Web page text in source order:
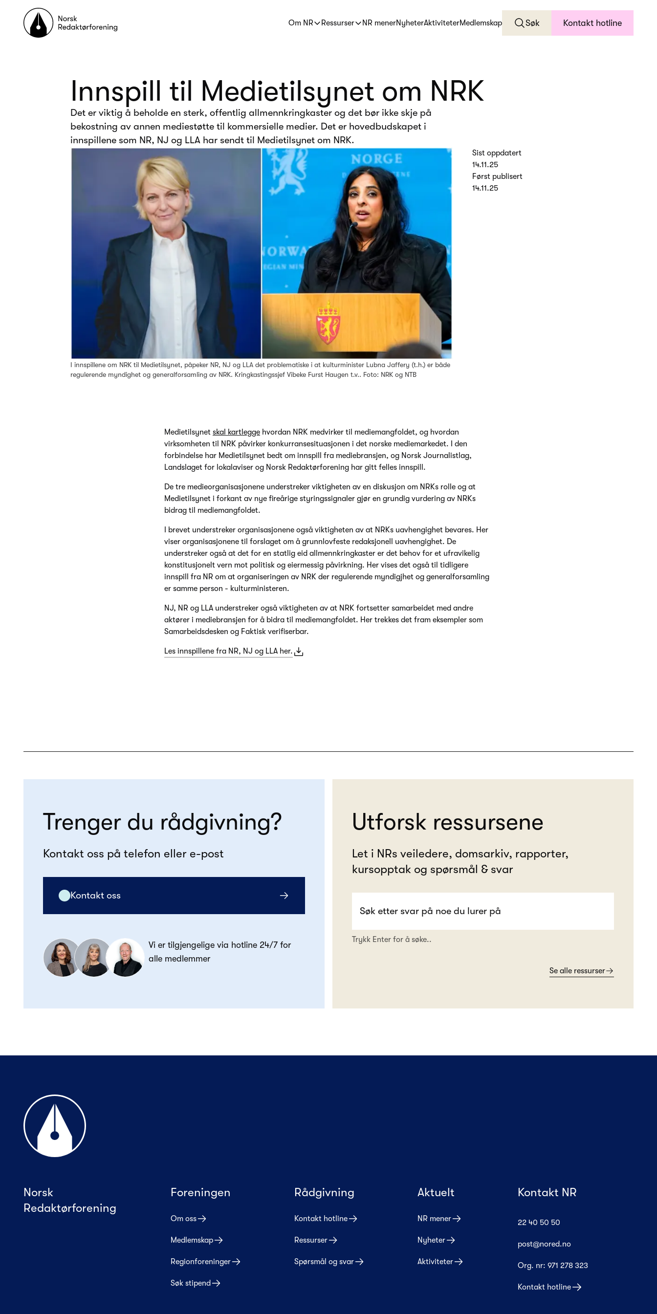
Til forsiden
Om NR
Ressurser NR menerNyheterAktiviteterMedlemskap Søk Kontakt hotline
Innspill til Medietilsynet om NRK
Det er viktig å beholde en sterk, offentlig allmennkringkaster og det bør ikke skje på
bekostning av annen mediestøtte til kommersielle medier. Det er hovedbudskapet i
innspillene som NR, NJ og LLA har sendt til Medietilsynet om NRK.
I innspillene om NRK til Medietilsynet, påpeker NR, NJ og LLA det problematiske i at kulturminister Lubna Jaffery (t.h.) er både
regulerende myndighet og generalforsamling av NRK. Kringkastingssjef Vibeke Furst Haugen t.v.. Foto: NRK og NTB
Sist oppdatert
14.11.25
Først publisert
14.11.25
Medietilsynet skal kartlegge hvordan NRK medvirker til mediemangfoldet, og hvordan
virksomheten til NRK påvirker konkurransesituasjonen i det norske mediemarkedet. I den
forbindelse har Medietilsynet bedt om innspill fra mediebransjen, og Norsk Journalistlag,
Landslaget for lokalaviser og Norsk Redaktørforening har gitt felles innspill.
De tre medieorganisasjonene understreker viktigheten av en diskusjon om NRKs rolle og at
Medietilsynet i forkant av nye fireårige styringssignaler gjør en grundig vurdering av NRKs
bidrag til mediemangfoldet.
I brevet understreker organisasjonene også viktigheten av at NRKs uavhengighet bevares. Her
viser organisasjonene til forslaget om å grunnlovfeste redaksjonell uavhengighet. De
understreker også at det for en statlig eid allmennkringkaster er det behov for et ufravikelig
konstitusjonelt vern mot politisk og eiermessig påvirkning. Her vises det også til tidligere
innspill fra NR om at organiseringen av NRK der regulerende myndigjhet og generalforsamling
er samme person - kulturministeren.
NJ, NR og LLA understreker også viktigheten av at NRK fortsetter samarbeidet med andre
aktører i mediebransjen for å bidra til mediemangfoldet. Her trekkes det fram eksempler som
Samarbeidsdesken og Faktisk verifiserbar.
Les innspillene fra NR, NJ og LLA her.
Trenger du rådgivning?
Kontakt oss på telefon eller e-post
Kontakt oss
Vi er tilgjengelige via hotline 24/7 for
alle medlemmer
Utforsk ressursene
Let i NRs veiledere, domsarkiv, rapporter,
kursopptak og spørsmål & svar
Trykk Enter for å søke..
Se alle ressurser
Til forsiden
Norsk
Redaktørforening
Foreningen
Om oss
Medlemskap
Regionforeninger
Søk stipend
Rådgivning
Kontakt hotline
Ressurser
Spørsmål og svar
Aktuelt
NR mener
Nyheter
Aktiviteter
Kontakt NR
22 40 50 50
post@nored.no
Org. nr:971 278 323
Kontakt hotline